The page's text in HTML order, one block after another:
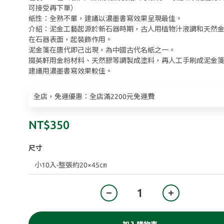
可接受再下單）
紙性：全熟不暈，建議以濃墨書寫效果呈現最佳。
介紹：泥金工藝起源於新石器時期，古人用植物汁液調和天然
在石器表面，起裝飾作用。
泥金箋在唐代即己出現，為中國古代名紙之一。
掇英軒用金粉材料、天然膠等調製成塗料，再人工手刷成泥金箋
建議用濃墨書寫效果較佳。
全店，免運優惠：全店滿2200元免運費
NT$350
尺寸